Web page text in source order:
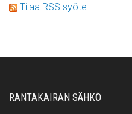
Tilaa RSS syöte
RANTAKAIRAN SÄHKÖ